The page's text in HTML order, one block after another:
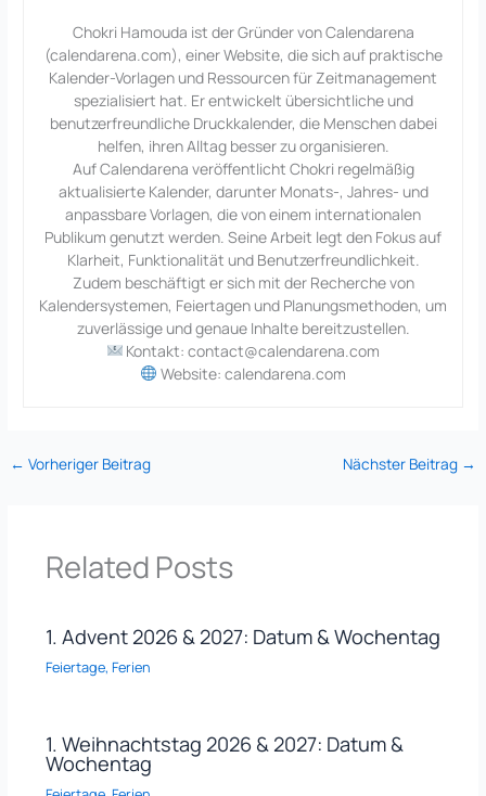
Chokri Hamouda ist der Gründer von Calendarena
(calendarena.com), einer Website, die sich auf praktische
Kalender-Vorlagen und Ressourcen für Zeitmanagement
spezialisiert hat. Er entwickelt übersichtliche und
benutzerfreundliche Druckkalender, die Menschen dabei
helfen, ihren Alltag besser zu organisieren.
Auf Calendarena veröffentlicht Chokri regelmäßig
aktualisierte Kalender, darunter Monats-, Jahres- und
anpassbare Vorlagen, die von einem internationalen
Publikum genutzt werden. Seine Arbeit legt den Fokus auf
Klarheit, Funktionalität und Benutzerfreundlichkeit.
Zudem beschäftigt er sich mit der Recherche von
Kalendersystemen, Feiertagen und Planungsmethoden, um
zuverlässige und genaue Inhalte bereitzustellen.
Kontakt: contact@calendarena.com
Website: calendarena.com
← Vorheriger Beitrag Nächster Beitrag →
Related Posts
1. Advent 2026 & 2027: Datum & Wochentag
Feiertage, Ferien
1. Weihnachtstag 2026 & 2027: Datum &
Wochentag